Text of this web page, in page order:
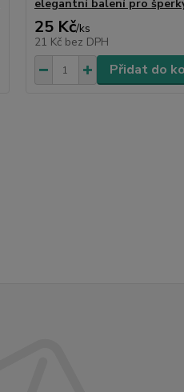
elegantní balení pro
25 Kč/ks
21 Kč bez DPH
Přidat do